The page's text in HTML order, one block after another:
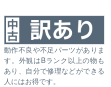
動作不良や不足パーツがありま
す。外観はBランク以上の物も
あり、自分で修理などができる
人にはお得です。